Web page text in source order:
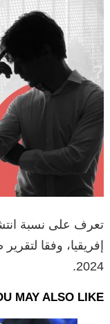
تعرف على نسبة
إفريقيا، وفقا
2024.
MAY ALSO LIKE